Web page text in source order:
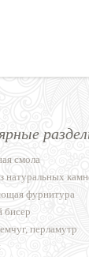
смола
натуральных
фурнитура
бисер
перламутр